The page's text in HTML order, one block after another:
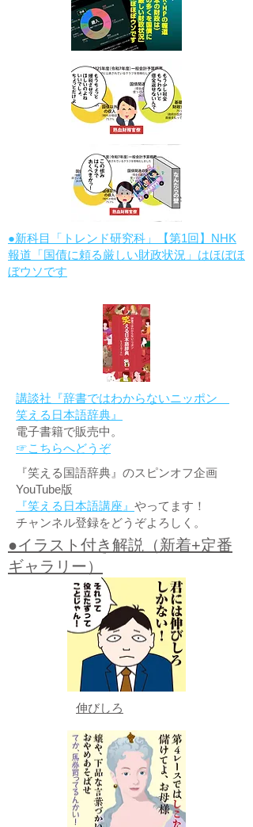
●新科目「トレンド研究科」【第1回】NHK
報道「国債に頼る厳しい財政状況」はほぼほ
ぼウソです
講談社『辞書ではわからないニッポン
笑える日本語辞典』
電子書籍で販売中。
☞こちらへどうぞ
『笑える国語辞典』のスピンオフ企画
YouTube版
『笑える日本語講座』 やってます！
チャンネル登録をどうぞよろしく。
●イラスト付き解説（新着+定番
ギャラリー）
伸びしろ